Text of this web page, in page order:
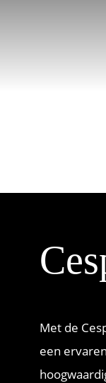
Met de
een